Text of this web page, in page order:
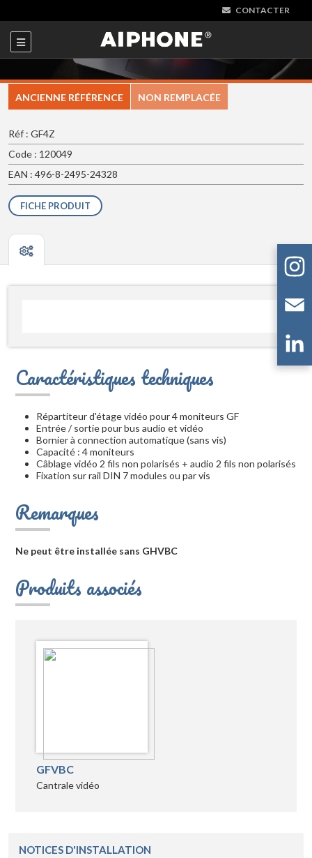
CONTACTER
ANCIENNE RÉFÉRENCE NON REMPLACÉE
Réf : GF4Z
Code : 120049
EAN : 496-8-2495-24328
FICHE PRODUIT
Caractéristiques techniques
Répartiteur d'étage vidéo pour 4 moniteurs GF
Entrée / sortie pour bus audio et vidéo
Bornier à connection automatique (sans vis)
Capacité : 4 moniteurs
Câblage vidéo 2 fils non polarisés + audio 2 fils non polarisés
Fixation sur rail DIN 7 modules ou par vis
Remarques
Ne peut être installée sans GHVBC
Produits associés
GFVBC
Cantrale vidéo
NOTICES D'INSTALLATION